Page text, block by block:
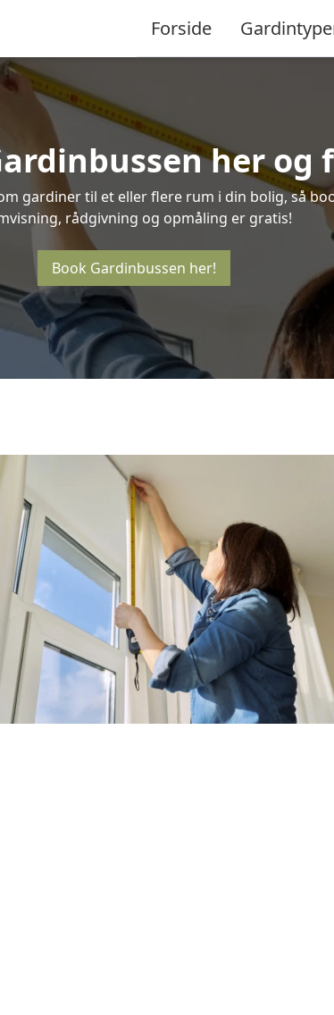
Forside
her
gardiner til et eller flere rum i din bolig, så
rådgivning og opmåling er gratis!
Book Gardinbussen her!